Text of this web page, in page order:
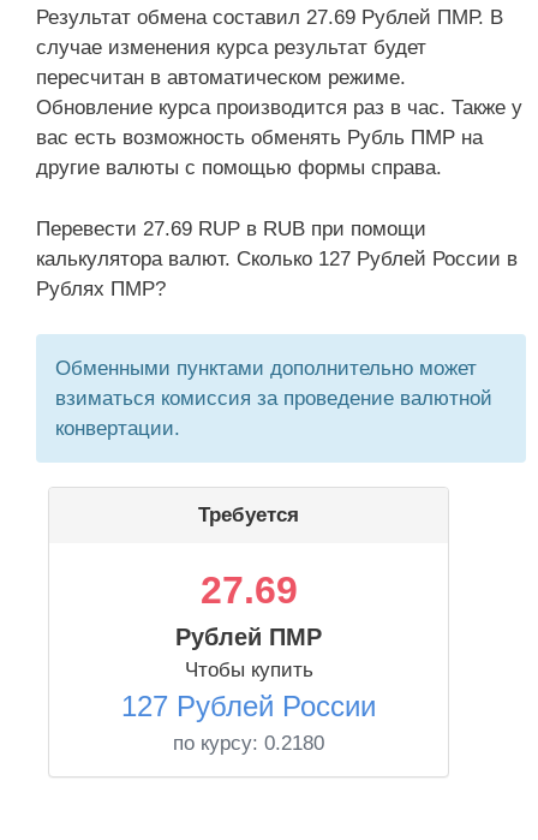
Результат обмена составил 27.69 Рублей ПМР. В
случае изменения курса результат будет
пересчитан в автоматическом режиме.
Обновление курса производится раз в час. Также у
вас есть возможность обменять Рубль ПМР на
другие валюты с помощью формы справа.
Перевести 27.69 RUP в RUB при помощи
калькулятора валют. Сколько 127 Рублей России в
Рублях ПМР?
Обменными пунктами дополнительно может
взиматься комиссия за проведение валютной
конвертации.
Требуется
27.69
Рублей ПМР
Чтобы купить
127 Рублей России
по курсу: 0.2180